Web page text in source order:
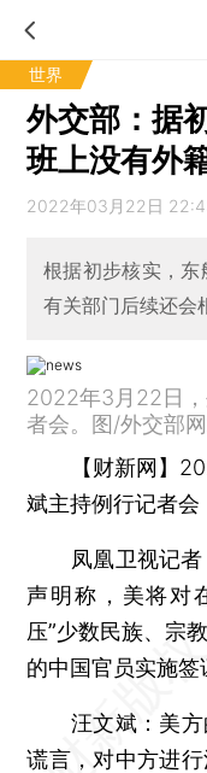
世界
外交部：据
班上没有外
2022年03月22日
根据初步核实，
有关部门后续还会
2022年3月22日
者会。图/外交部
【财新网】
斌主持例行记者会
凤凰卫视记
声明称，美将对
压”少数民族、宗
的中国官员实施签
汪文斌： 美
谎言，对中方进